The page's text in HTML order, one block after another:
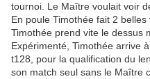
tournoi. Le Maître voulait voir
En poule Timothée fait 2
Timothée prend vite le dessus
Expérimenté, Timothée arrive
t128, pour la qualification du
son match seul sans le Maître